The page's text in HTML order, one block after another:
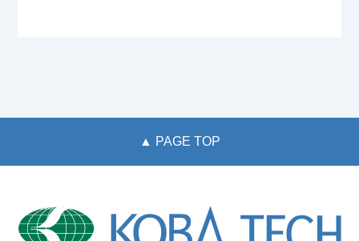
▲ PAGE TOP